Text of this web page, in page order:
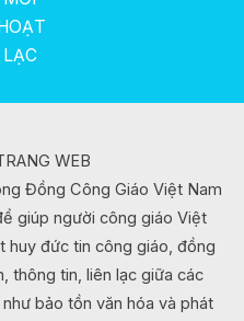
LẠC
WEB
Đồng Công Giáo Việt Nam
giúp người công giáo Việt
huy đức tin công giáo, đồng
thông tin, liên lạc giữa các
bảo tồn văn hóa và phát